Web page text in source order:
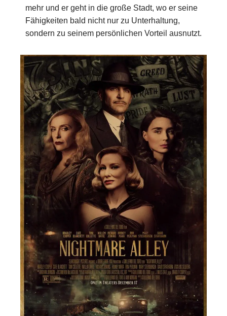
mehr und er geht in die große Stadt, wo er seine
Fähigkeiten bald nicht nur zu Unterhaltung,
sondern zu seinem persönlichen Vorteil ausnutzt.